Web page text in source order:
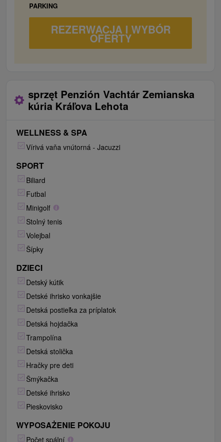
kanvica, mikrovlnná rúra), TV/SAT, WiFi.
Päťlôžková izba Janka / na poschodí:
manželská posteľ, 1x jednolôžková posteľ,
PARKING
REZERWACJA I WYBÓR
OFERTY
sprzęt Penzión Vachtár Zemianska
kúria Kráľova Lehota
WELLNESS & SPA
Vírivá vaňa vnútorná - Jacuzzi
SPORT
Biliard
Futbal
Minigolf
Stolný tenis
Volejbal
Šípky
DZIECI
Detský kútik
Detské ihrisko vonkajšie
Detská postieľka za príplatok
Detská hojdačka
Trampolína
Detská stolička
Hračky pre deti
Šmýkačka
Detské ihrisko
Pieskovisko
WYPOSAŻENIE POKOJU
Počet spální